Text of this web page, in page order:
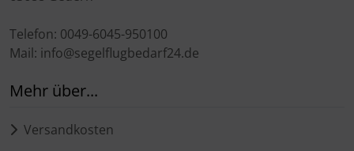
Telefon: 0049-6045-950100
Mail: info@segelflugbedarf24.de
Mehr über...
Versandkosten